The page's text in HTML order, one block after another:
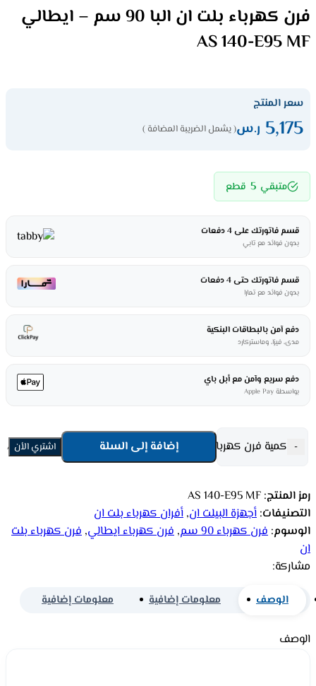
فرن كهرباء بلت ان البا 90 سم – ايطالي
AS 140-E95 MF
سعر المنتج
5,175 ر.س( يشمل الضريبة المضافة )
متبقي 5 قطع
قسم فاتورتك على 4 دفعات
بدون فوائد مع تابي
قسم فاتورتك حتى 4 دفعات
بدون فوائد مع تمارا
دفع آمن بالبطاقات البنكية
مدى، فيزا، وماستركارد
دفع سريع وآمن مع أبل باي
بواسطة Apple Pay
- كمية فرن كهرباء بلت ان البا 90 سم - ايطالي AS 140-E95 MFإضافة إلى السلة اشتري الأن
رمز المنتج: AS 140-E95 MF
التصنيفات: أجهزة البيلت ان, أفران كهرباء بلت ان
الوسوم: فرن كهرباء 90 سم , فرن كهرباء ايطالي, فرن كهرباء بلت
ان
مشاركة:
الوصف معلومات إضافية معلومات إضافية
الوصف